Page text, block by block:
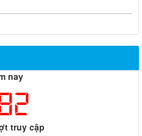
nay
truy cập